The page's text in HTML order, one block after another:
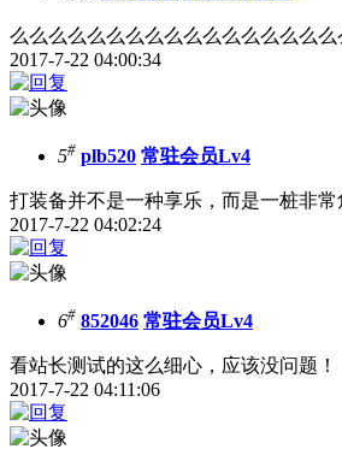
么么么么么么么么么么么么么么么么么
2017-7-22 04:00:34
5# plb520 常驻会员Lv4
打装备并不是一种享乐，而是一桩非常
2017-7-22 04:02:24
6# 852046 常驻会员Lv4
看站长测试的这么细心，应该没问题！
2017-7-22 04:11:06